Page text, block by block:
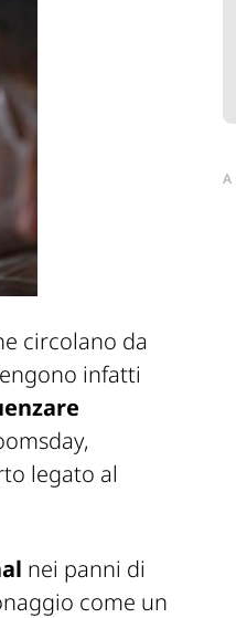
circolano da
infatti
,
legato al
nei panni di
come un